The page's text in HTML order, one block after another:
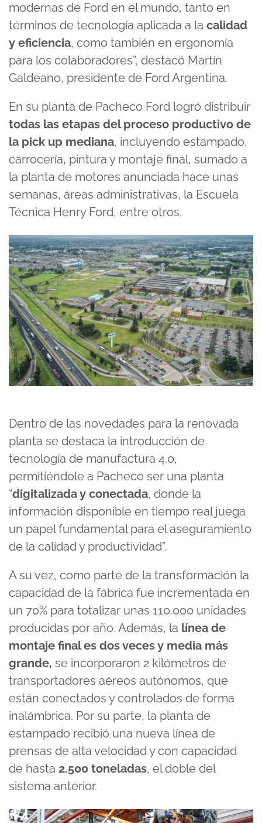
modernas de Ford en el mundo, tanto en
términos de tecnología aplicada a la calidad
y eficiencia, como también en ergonomía
para los colaboradores”, destacó Martín
Galdeano, presidente de Ford Argentina.
En su planta de Pacheco Ford logró distribuir
todas las etapas del proceso productivo de
la pick up mediana, incluyendo estampado,
carrocería, pintura y montaje final, sumado a
la planta de motores anunciada hace unas
semanas, áreas administrativas, la Escuela
Técnica Henry Ford, entre otros.
Dentro de las novedades para la renovada
planta se destaca la introducción de
tecnología de manufactura 4.0,
permitiéndole a Pacheco ser una planta
“digitalizada y conectada, donde la
información disponible en tiempo real juega
un papel fundamental para el aseguramiento
de la calidad y productividad”.
A su vez, como parte de la transformación la
capacidad de la fábrica fue incrementada en
un 70% para totalizar unas 110.000 unidades
producidas por año. Además, la línea de
montaje final es dos veces y media más
grande, se incorporaron 2 kilómetros de
transportadores aéreos autónomos, que
están conectados y controlados de forma
inalámbrica. Por su parte, la planta de
estampado recibió una nueva línea de
prensas de alta velocidad y con capacidad
de hasta 2.500 toneladas, el doble del
sistema anterior.